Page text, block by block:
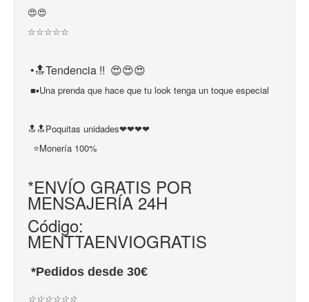
😍😍
☆☆☆☆☆
•🔝Tendencia !! 😍😍😍
■▪Una prenda que hace que tu look tenga un toque especial
🔝🔝Poquitas unidades❤❤❤❤
⭐Monería 100%
*ENVÍO GRATIS POR
MENSAJERÍA 24H
Código:
MENTTAENVIOGRATIS
*Pedidos desde 30€
☆☆☆☆☆☆